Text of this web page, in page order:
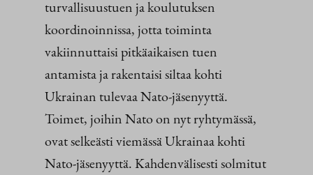
turvallisuustuen ja koulutuksen
koordinoinnissa, jotta toiminta
vakiinnuttaisi pitkäaikaisen tuen
antamista ja rakentaisi siltaa kohti
Ukrainan tulevaa Nato-jäsenyyttä.
Toimet, joihin Nato on nyt ryhtymässä,
ovat selkeästi viemässä Ukrainaa kohti
Nato-jäsenyyttä. Kahdenvälisesti solmitut